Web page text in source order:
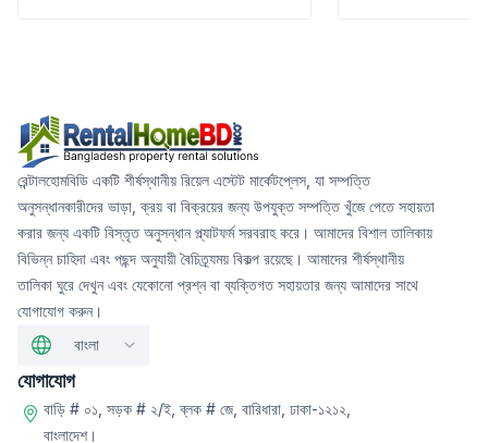
রেন্টালহোমবিডি একটি শীর্ষস্থানীয় রিয়েল এস্টেট মার্কেটপ্লেস, যা সম্পত্তি
অনুসন্ধানকারীদের ভাড়া, ক্রয় বা বিক্রয়ের জন্য উপযুক্ত সম্পত্তি খুঁজে পেতে সহায়তা
করার জন্য একটি বিস্তৃত অনুসন্ধান প্ল্যাটফর্ম সরবরাহ করে। আমাদের বিশাল তালিকায়
বিভিন্ন চাহিদা এবং পছন্দ অনুযায়ী বৈচিত্র্যময় বিকল্প রয়েছে। আমাদের শীর্ষস্থানীয়
তালিকা ঘুরে দেখুন এবং যেকোনো প্রশ্ন বা ব্যক্তিগত সহায়তার জন্য আমাদের সাথে
যোগাযোগ করুন।
বাংলা
যোগাযোগ
বাড়ি # ০১, সড়ক # ২/ই, ব্লক # জে, বারিধারা, ঢাকা-১২১২,
বাংলাদেশ।